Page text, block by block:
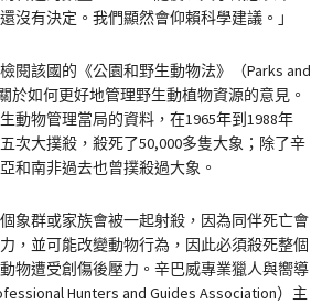
沒有決定。我們顯然會仰賴科學建議。」
閱該國的《公園和野生動物法》（Parks and
於如何更好地管理野生動植物資源的意見。
動物管理當局的資料，在1965年到1988年
次大撲殺，殺死了50,000多隻大象；除了辛
和南非過去也曾撲殺過大象。
象群或家族會被一起射殺，因為同伴死亡會
，並可能改變動物行為，因此必須殺死整個
物遭受創傷後壓力。辛巴威專業獵人與嚮導
Hunters and Guides Association）主